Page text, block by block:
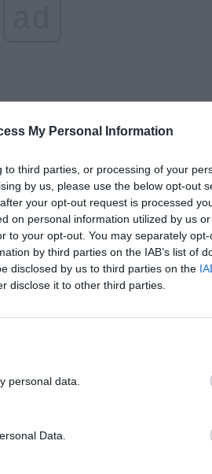
My Personal Information
third parties, or processing of your
by us, please use the below opt-out
your opt-out request is processed
on personal information utilized by us
to your opt-out. You may separately
by third parties on the IAB’s list of
disclosed by us to third parties on the
disclose it to other third parties.
personal data.
Data.
się rejestracja potencjalnych dawców
się, że choruje na białaczkę.